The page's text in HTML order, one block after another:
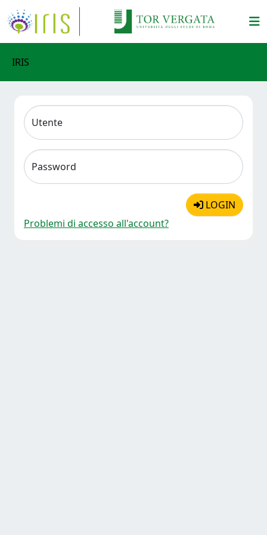
IRIS
Utente
Password
LOGIN
Problemi di accesso all'account?